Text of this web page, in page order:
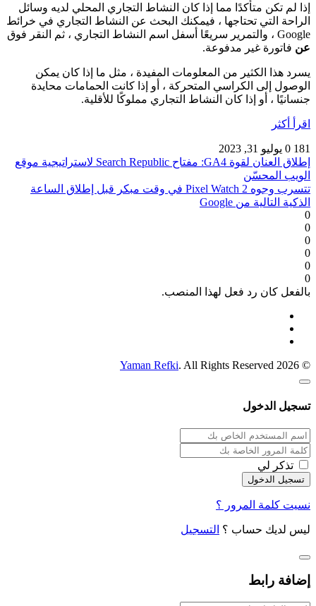
إذا لم تكن متأكدًا مما إذا كان النشاط التجاري المحلي لديه وسائل
الراحة التي تحتاجها ، فيمكنك البحث عن النشاط التجاري في خرائط
Google ، والتمرير سريعًا أسفل اسم النشاط التجاري ، ثم النقر فوق
عن فاتورة غير مدفوعة.
يسرد هذا الكثير من المعلومات المفيدة ، مثل ما إذا كان يمكن
الوصول إلى الكراسي المتحركة ، أو إذا كانت الحمامات محايدة
جنسانيًا ، أو إذا كان النشاط التجاري مملوكًا للأقلية.
اقرأ أكثر
181
0 يوليو 31, 2023
إطلاق العنان لقوة GA4: مفتاح Search Republic لاستراتيجية موقع
الويب المحسّن
تتسرب وجوه Pixel Watch 2 في وقت مبكر قبل إطلاق الساعة
الذكية التالية من Google
0
0
0
0
0
0
بالفعل كان رد فعل لهذا المنصب.
© 2026
Yaman Refki. All Rights Reserved
تسجيل الدخول
تذكر لي
نسيت كلمة المرور ؟
ليس لديك حساب ؟ التسجيل
إضافة رابط